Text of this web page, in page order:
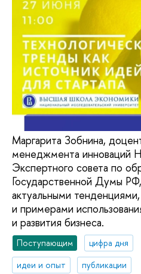
Маргарита Зобнина,
менеджмента
Экспертного совета по
Государственной Думы
актуальными
и примерами
и развития бизнеса.
Поступающим
цифра дня
идеи и опыт
публикации